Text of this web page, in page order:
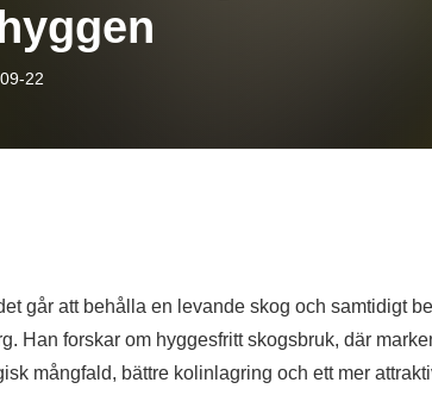
22
går att behålla en levande skog och samtidigt
Han forskar om hyggesfritt skogsbruk, där
mångfald, bättre kolinlagring och ett mer